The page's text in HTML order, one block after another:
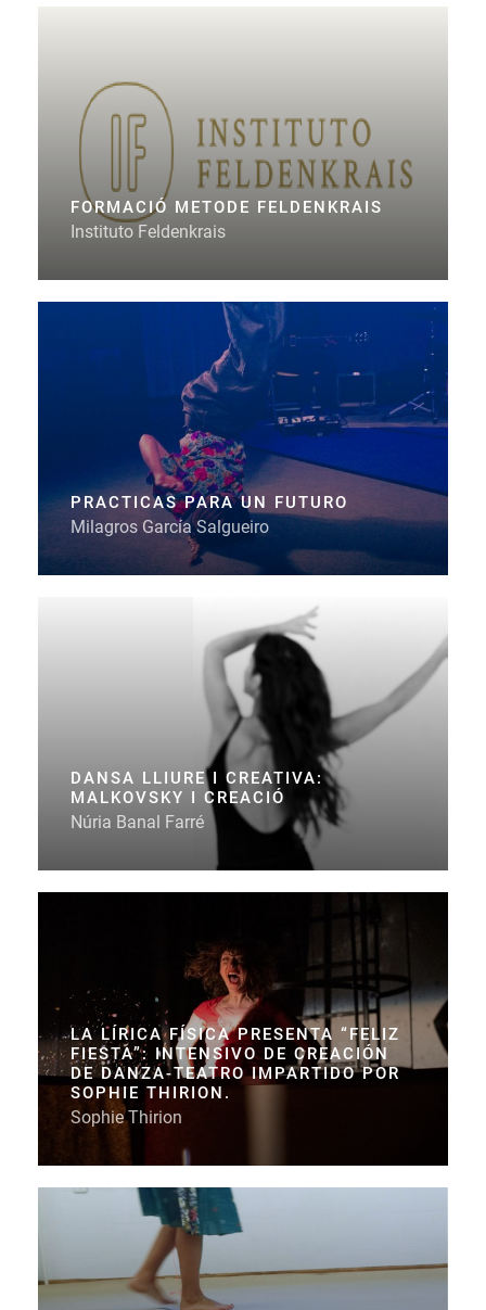
FORMACIÓ METODE FELDENKRAIS
Instituto Feldenkrais
PRACTICAS PARA UN FUTURO
Milagros García Salgueiro
DANSA LLIURE I CREATIVA:
MALKOVSKY I CREACIÓ
Núria Banal Farré
LA LÍRICA FÍSICA PRESENTA “FELIZ
FIESTA”: INTENSIVO DE CREACIÓN
DE DANZA-TEATRO IMPARTIDO POR
SOPHIE THIRION.
Sophie Thirion